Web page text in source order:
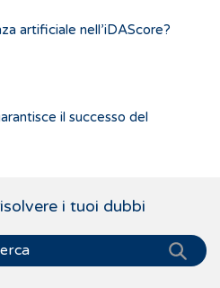
artificiale nell’iDAScore?
il successo del
i tuoi dubbi